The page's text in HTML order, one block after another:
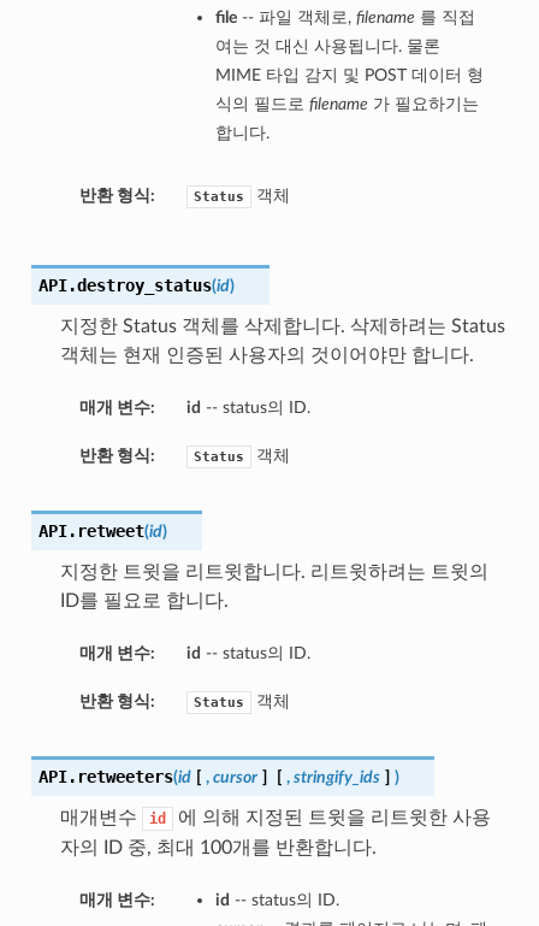
file-- 파일 객체로, filename 를 직접
여는 것 대신 사용됩니다. 물론
MIME 타입 감지 및 POST 데이터 형
식의 필드로 filename 가 필요하기는
합니다.
반환 형식: Status 객체
API.destroy_status(id)
지정한 Status 객체를 삭제합니다. 삭제하려는 Status
객체는 현재 인증된 사용자의 것이어야만 합니다.
매개 변수: id -- status의 ID.
반환 형식: Status 객체
API. retweet(id)
지정한 트윗을 리트윗합니다. 리트윗하려는 트윗의
ID를 필요로 합니다.
매개 변수: id -- status의 ID.
반환 형식: Status 객체
API. retweeters(id [ , cursor ] [ , stringify_ids ] )
매개변수 id
에 의해 지정된 트윗을 리트윗한 사용
자의 ID 중, 최대 100개를 반환합니다.
매개 변수: id -- status의 ID.